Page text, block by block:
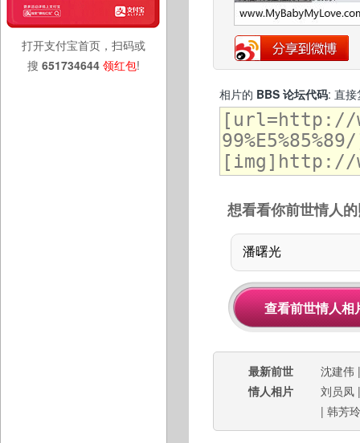
打开支付宝首页，扫码或
搜 651734644 领红包!
相片的 BBS 论坛代码: 直接
想看看你前世情人
最新前世
情人相片
沈建伟
刘员凤
| 韩芳玲